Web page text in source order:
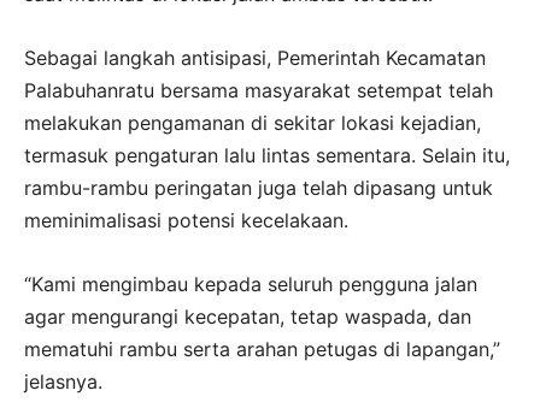
Sebagai langkah antisipasi, Pemerintah Kecamatan
Palabuhanratu bersama masyarakat setempat telah
melakukan pengamanan di sekitar lokasi kejadian,
termasuk pengaturan lalu lintas sementara. Selain itu,
rambu-rambu peringatan juga telah dipasang untuk
meminimalisasi potensi kecelakaan.
“Kami mengimbau kepada seluruh pengguna jalan
agar mengurangi kecepatan, tetap waspada, dan
mematuhi rambu serta arahan petugas di lapangan,”
jelasnya.